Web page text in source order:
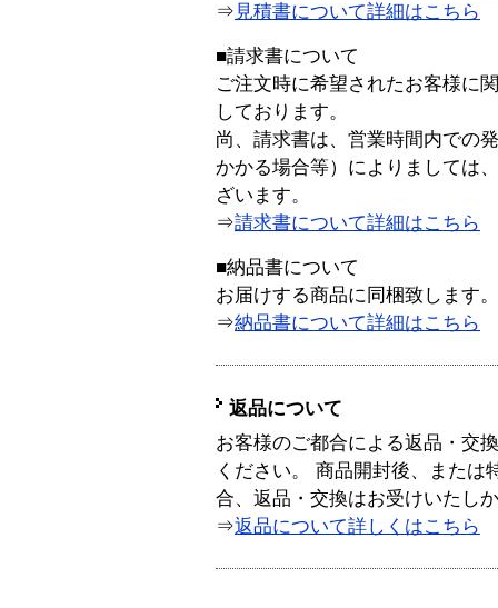
⇒ 見積書について詳細はこちら
■請求書について
ご注文時に希望されたお客様に
しております。
尚、請求書は、営業時間内での
かかる場合等）によりましては
ざいます。
⇒請求書について詳細はこちら
■納品書について
お届けする商品に同梱致します。
⇒納品書について詳細はこちら
返品について
お客様のご都合による返品・交
ください。 商品開封後、または
合、返品・交換はお受けいたし
⇒返品について詳しくはこちら